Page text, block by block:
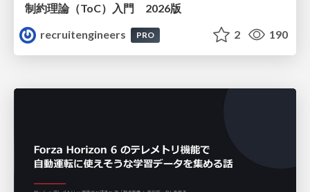
制約理論（ToC）入門 2026版
recruitengineers
PRO 2 190